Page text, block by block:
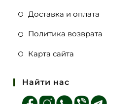
Доставка и оплата
Политика возврата
Карта сайта
Найти нас